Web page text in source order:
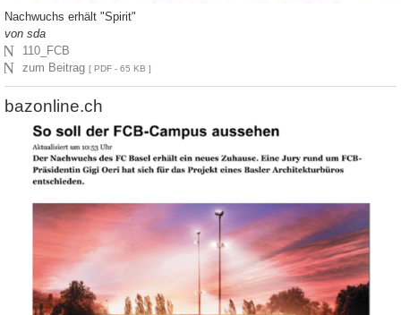
Nachwuchs erhält "Spirit"
von sda
N 110_FCB
N zum Beitrag[ PDF - 65 KB ]
bazonline.ch